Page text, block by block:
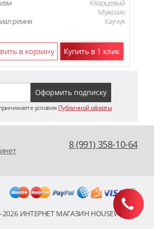
Кварцевый
Мужские
ремня
Каучук
в корзину Купить в 1 клик
условия Публичной оферты
8 (991) 358-10-64
ИНТЕРНЕТ МАГАЗИН HOUSEWATCH